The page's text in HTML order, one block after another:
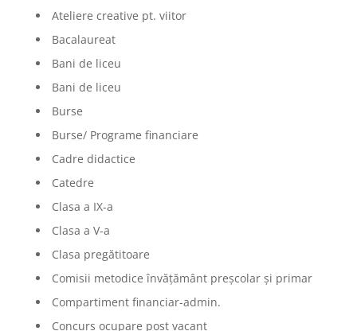
Ateliere creative pt. viitor
Bacalaureat
Bani de liceu
Bani de liceu
Burse
Burse/ Programe financiare
Cadre didactice
Catedre
Clasa a IX-a
Clasa a V-a
Clasa pregătitoare
Comisii metodice învățământ preșcolar și primar
Compartiment financiar-admin.
Concurs ocupare post vacant